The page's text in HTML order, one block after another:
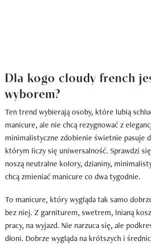
Dla kogo cloudy french
wyborem?
Ten trend wybierają osoby, które lubią
manicure, ale nie chcą rezygnować z
minimalistyczne zdobienie świetnie pasuje
którym liczy się uniwersalność. Sprawdzi
noszą neutralne kolory, dzianiny,
chcą zmieniać manicure co dwa tygodnie.
To manicure, który wygląda tak samo
bez niej. Z garniturem, swetrem, lnianą
pracy, na wyjazd. Nie narzuca się, ale
dłoni. Dobrze wygląda na krótszych i